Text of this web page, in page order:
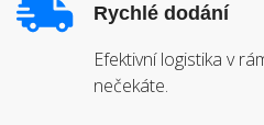
Rychlé dodání
Efektivní logistika v
nečekáte.